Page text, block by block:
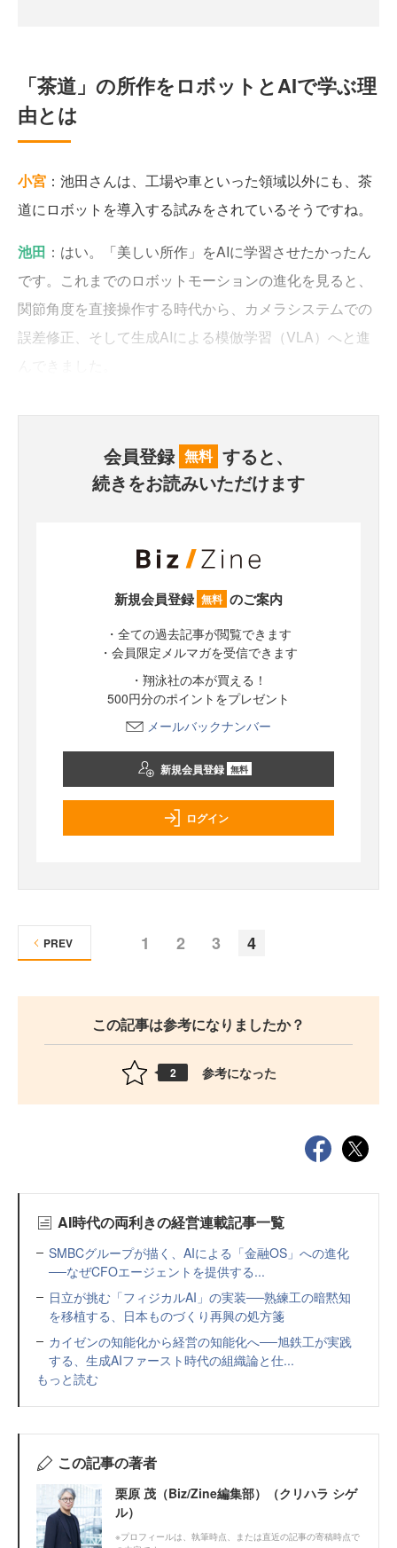
「茶道」の所作をロボットとAIで学ぶ理
由とは
小宮 ：池田さんは、工場や車といった領域以外にも、茶
道にロボットを導入する試みをされているそうですね。
池田 ：はい。「美しい所作」をAIに学習させたかったん
です。これまでのロボットモーションの進化を見ると、
関節角度を直接操作する時代から、カメラシステムでの
誤差修正、そして生成AIによる模倣学習（VLA）へと進
会員登録 無料 すると、
続きをお読みいただけます
新規会員登録 無料 のご案内
・全ての過去記事が閲覧できます
・会員限定メルマガを受信できます
・翔泳社の本が買える！
500円分のポイントをプレゼント
メールバックナンバー
新規会員登録 無料
ログイン
1 2 3 4
PREV
この記事は参考になりましたか？
2 参考になった
AI時代の両利きの経営連載記事一覧
SMBCグループが描く、AIによる「金融OS」への進化
──なぜCFOエージェントを提供する...
日立が挑む「フィジカルAI」の実装──熟練工の暗黙知
を移植する、日本ものづくり再興の処方箋
カイゼンの知能化から経営の知能化へ──旭鉄工が実践
する、生成AIファースト時代の組織論と仕...
もっと読む
この記事の著者
栗原 茂（Biz/Zine編集部）（クリハラ シゲ
ル）
※プロフィールは、執筆時点、または直近の記事の寄稿時点で